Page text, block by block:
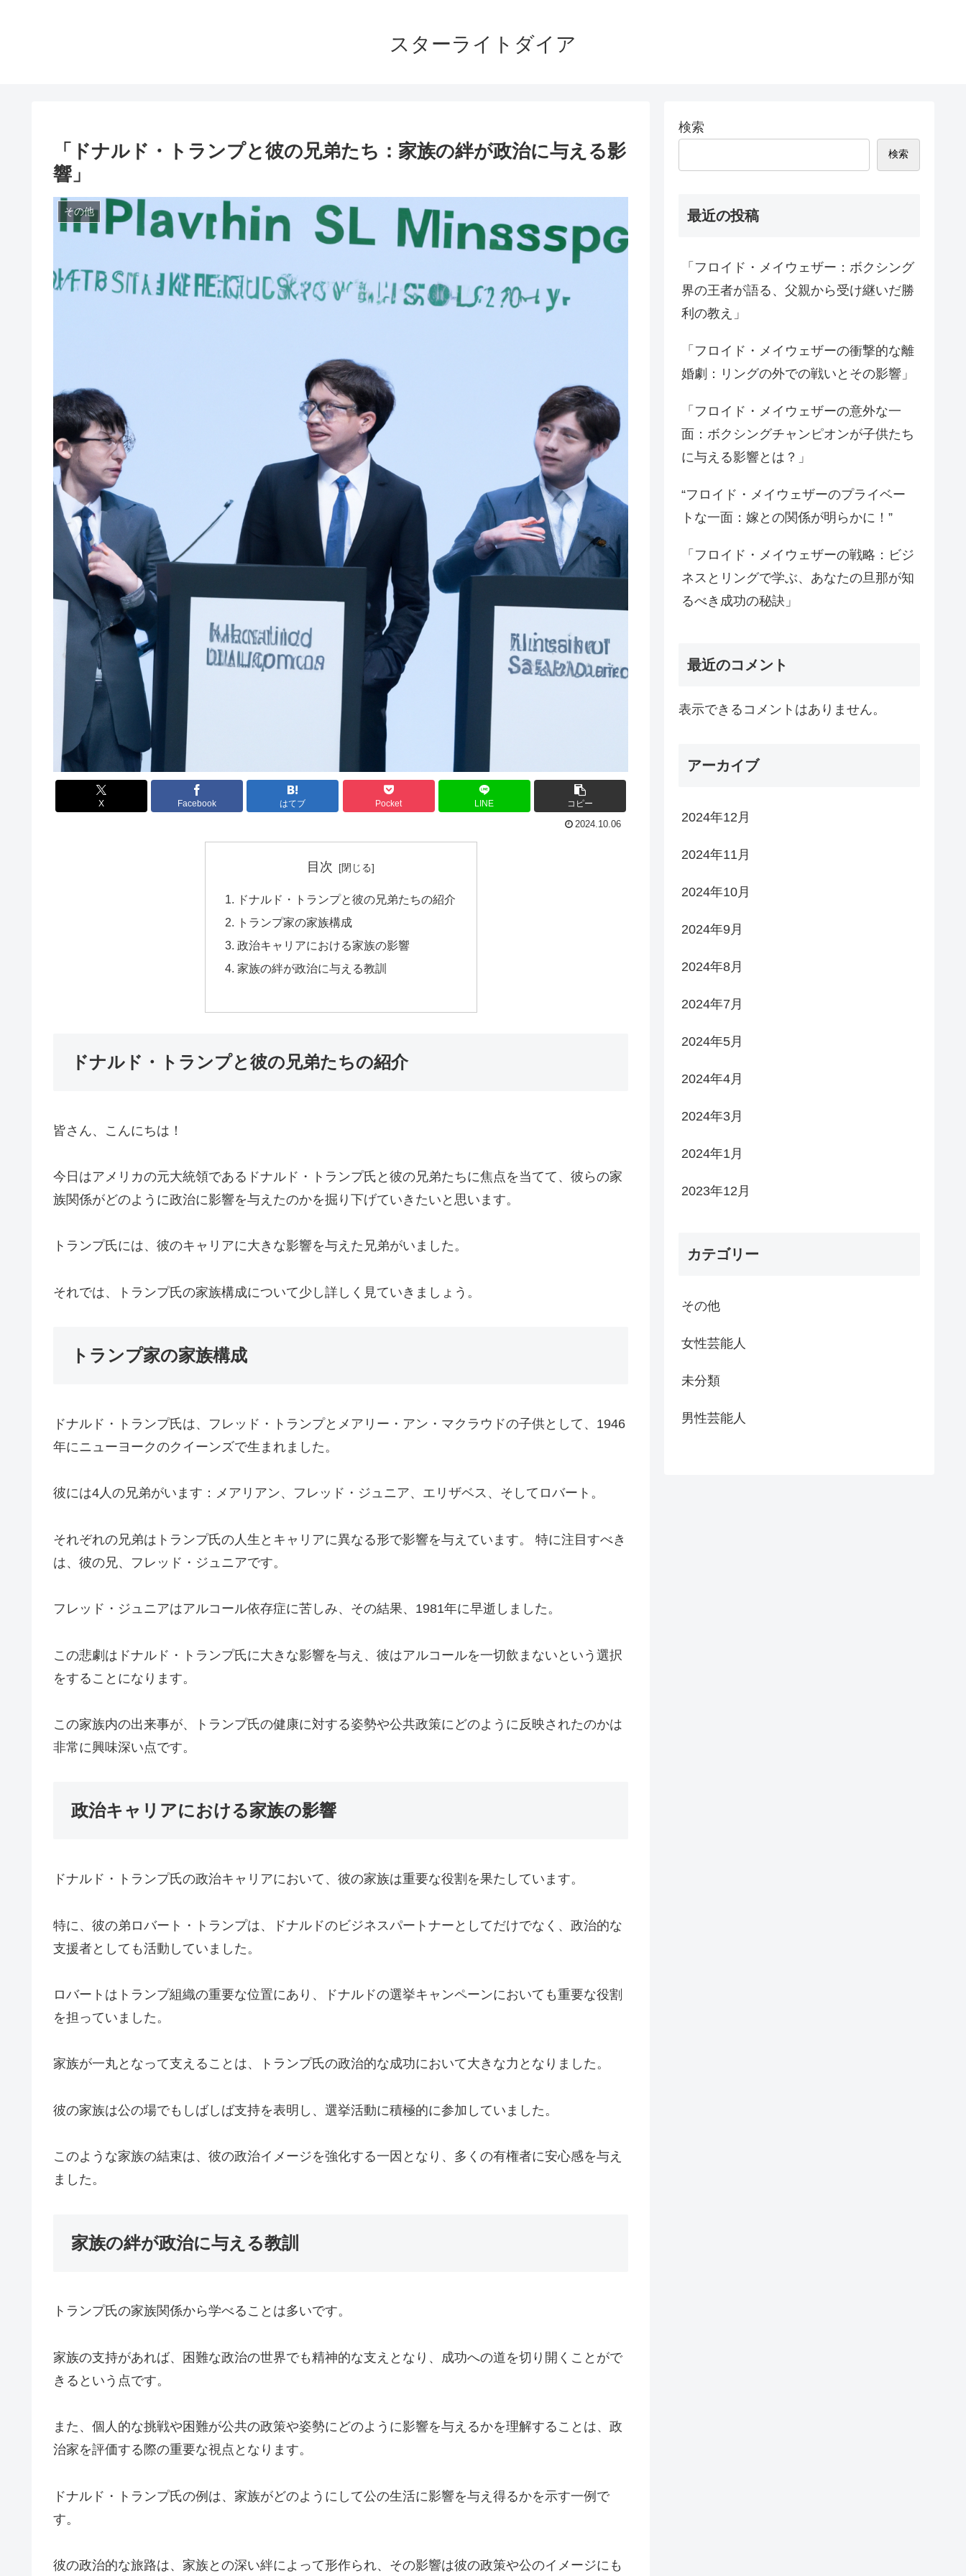
スターライトダイア
「ドナルド・トランプと彼の兄弟たち：家族の絆が政治に与える影
響」
その他
X Facebook はてブ Pocket LINE コピー
2024.10.06
目次
ドナルド・トランプと彼の兄弟たちの紹介
トランプ家の家族構成
政治キャリアにおける家族の影響
家族の絆が政治に与える教訓
ドナルド・トランプと彼の兄弟たちの紹介
皆さん、こんにちは！
今日はアメリカの元大統領であるドナルド・トランプ氏と彼の兄弟たちに焦点を当てて、彼らの家
族関係がどのように政治に影響を与えたのかを掘り下げていきたいと思います。
トランプ氏には、彼のキャリアに大きな影響を与えた兄弟がいました。
それでは、トランプ氏の家族構成について少し詳しく見ていきましょう。
トランプ家の家族構成
ドナルド・トランプ氏は、フレッド・トランプとメアリー・アン・マクラウドの子供として、1946
年にニューヨークのクイーンズで生まれました。
彼には4人の兄弟がいます：メアリアン、フレッド・ジュニア、エリザベス、そしてロバート。
それぞれの兄弟はトランプ氏の人生とキャリアに異なる形で影響を与えています。 特に注目すべき
は、彼の兄、フレッド・ジュニアです。
フレッド・ジュニアはアルコール依存症に苦しみ、その結果、1981年に早逝しました。
この悲劇はドナルド・トランプ氏に大きな影響を与え、彼はアルコールを一切飲まないという選択
をすることになります。
この家族内の出来事が、トランプ氏の健康に対する姿勢や公共政策にどのように反映されたのかは
非常に興味深い点です。
政治キャリアにおける家族の影響
ドナルド・トランプ氏の政治キャリアにおいて、彼の家族は重要な役割を果たしています。
特に、彼の弟ロバート・トランプは、ドナルドのビジネスパートナーとしてだけでなく、政治的な
支援者としても活動していました。
ロバートはトランプ組織の重要な位置にあり、ドナルドの選挙キャンペーンにおいても重要な役割
を担っていました。
家族が一丸となって支えることは、トランプ氏の政治的な成功において大きな力となりました。
彼の家族は公の場でもしばしば支持を表明し、選挙活動に積極的に参加していました。
このような家族の結束は、彼の政治イメージを強化する一因となり、多くの有権者に安心感を与え
ました。
家族の絆が政治に与える教訓
トランプ氏の家族関係から学べることは多いです。
家族の支持があれば、困難な政治の世界でも精神的な支えとなり、成功への道を切り開くことがで
きるという点です。
また、個人的な挑戦や困難が公共の政策や姿勢にどのように影響を与えるかを理解することは、政
治家を評価する際の重要な視点となります。
ドナルド・トランプ氏の例は、家族がどのようにして公の生活に影響を与え得るかを示す一例で
す。
彼の政治的な旅路は、家族との深い絆によって形作られ、その影響は彼の政策や公のイメージにも
検索
検索
最近の投稿
「フロイド・メイウェザー：ボクシング
界の王者が語る、父親から受け継いだ勝
利の教え」
「フロイド・メイウェザーの衝撃的な離
婚劇：リングの外での戦いとその影響」
「フロイド・メイウェザーの意外な一
面：ボクシングチャンピオンが子供たち
に与える影響とは？」
“フロイド・メイウェザーのプライベー
トな一面：嫁との関係が明らかに！”
「フロイド・メイウェザーの戦略：ビジ
ネスとリングで学ぶ、あなたの旦那が知
るべき成功の秘訣」
最近のコメント
表示できるコメントはありません。
アーカイブ
2024年12月
2024年11月
2024年10月
2024年9月
2024年8月
2024年7月
2024年5月
2024年4月
2024年3月
2024年1月
2023年12月
カテゴリー
その他
女性芸能人
未分類
男性芸能人